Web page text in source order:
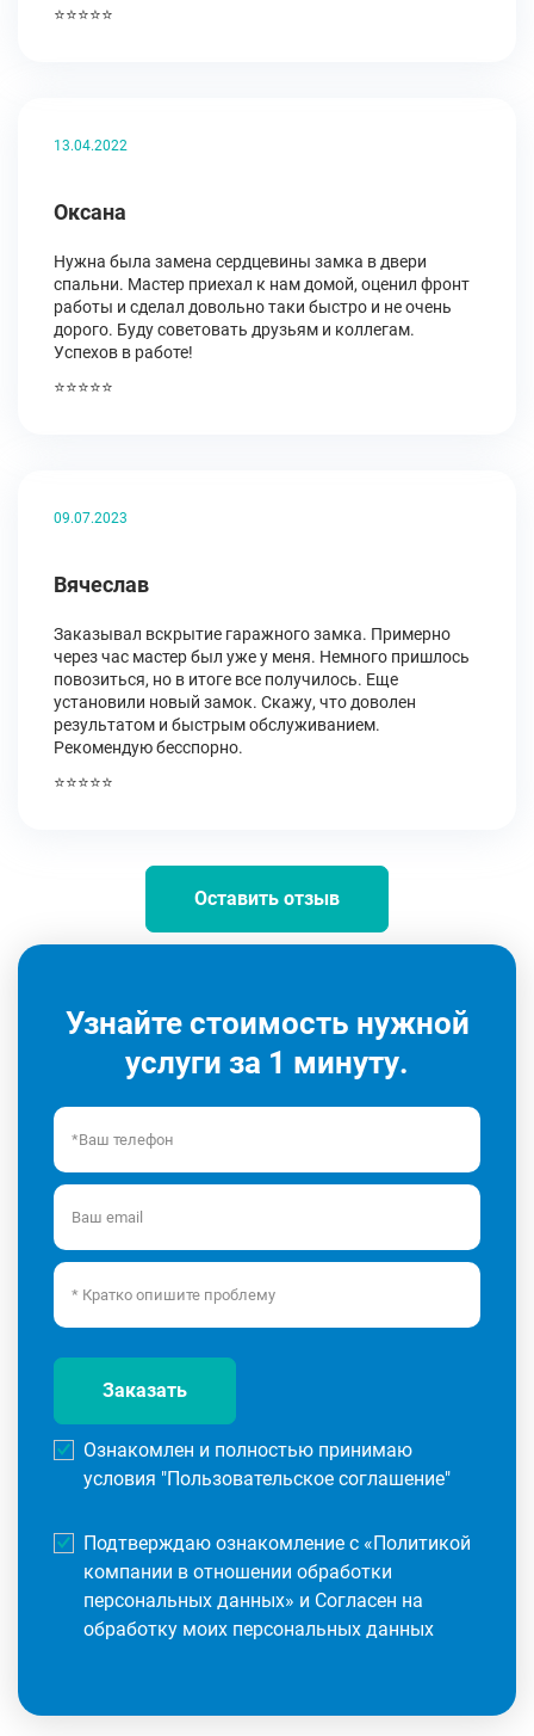
⭐⭐⭐⭐⭐
13.04.2022
Оксана
Нужна была замена сердцевины замка в двери
спальни. Мастер приехал к нам домой, оценил фронт
работы и сделал довольно таки быстро и не очень
дорого. Буду советовать друзьям и коллегам.
Успехов в работе!
⭐⭐⭐⭐⭐
09.07.2023
Вячеслав
Заказывал вскрытие гаражного замка. Примерно
через час мастер был уже у меня. Немного пришлось
повозиться, но в итоге все получилось. Еще
установили новый замок. Скажу, что доволен
результатом и быстрым обслуживанием.
Рекомендую бесспорно.
⭐⭐⭐⭐⭐
Оставить отзыв
Узнайте стоимость нужной
услуги за 1 минуту.
Заказать
Ознакомлен и полностью принимаю
условия "Пользовательское соглашение"
Подтверждаю ознакомление с «Политикой
компании в отношении обработки
персональных данных» и Согласен на
обработку моих персональных данных